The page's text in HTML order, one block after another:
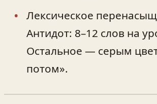
Лексическое
Антидот: 8–12 слов на
Остальное — серым
потом».